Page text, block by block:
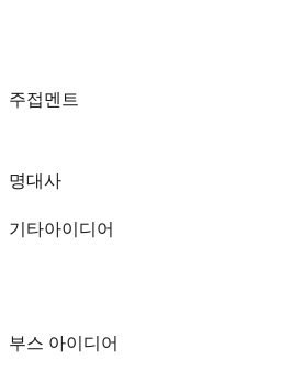
주접멘트
명대사
기타아이디어
부스 아이디어